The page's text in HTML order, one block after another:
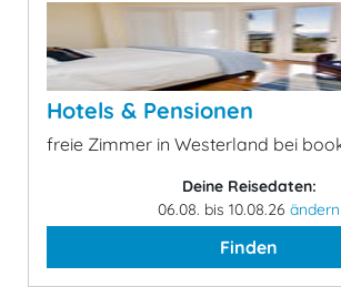
Hotels & Pensionen
freie Zimmer in Westerland bei
Deine Reisedaten:
06.08. bis 10.08.26 ändern
Finden